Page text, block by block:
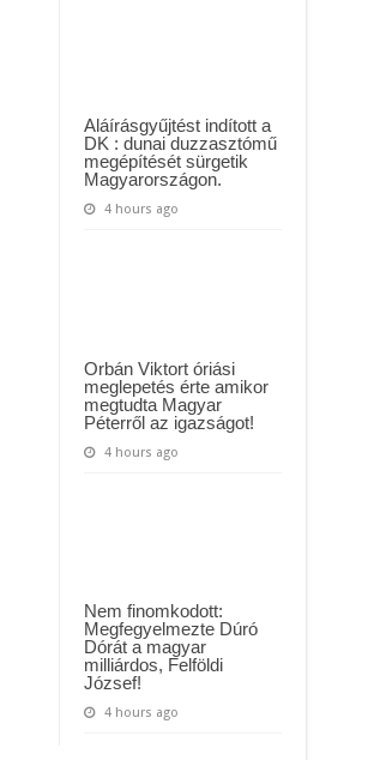
Aláírásgyűjtést indított a
DK : dunai duzzasztómű
megépítését sürgetik
Magyarországon.
4 hours ago
Orbán Viktort óriási
meglepetés érte amikor
megtudta Magyar
Péterről az igazságot!
4 hours ago
Nem finomkodott:
Megfegyelmezte Dúró
Dórát a magyar
milliárdos, Felföldi
József!
4 hours ago